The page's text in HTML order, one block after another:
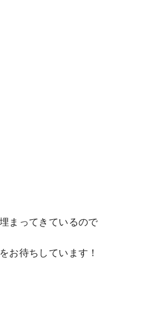
まってきているので
お待ちしています！